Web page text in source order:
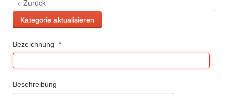
Kategorie aktualisieren
Bezeichnung *
Beschreibung